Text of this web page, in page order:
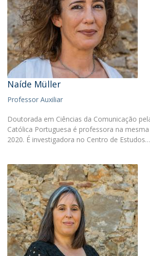
Naíde Müller
Professor Auxiliar
Doutorada em Ciências da Comunicação
Católica Portuguesa é professora na
2020. É investigadora no Centro de Estudos…